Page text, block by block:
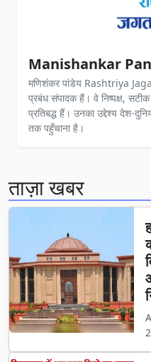
Manishankar
मणिशंकर पांडेय Rashtriya
प्रबंध संपादक हैं। वे निष्पक्ष,
प्रतिबद्ध हैं। उनका उद्देश्य देश-
तक पहुँचाना है।
ताज़ा खबर